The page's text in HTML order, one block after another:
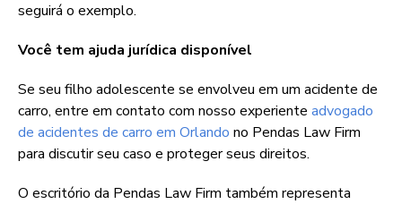
seguirá o exemplo.
Você tem ajuda jurídica disponível
Se seu filho adolescente se envolveu em um acidente de
carro, entre em contato com nosso experiente advogado
de acidentes de carro em Orlando no Pendas Law Firm
para discutir seu caso e proteger seus direitos.
O escritório da Pendas Law Firm também representa